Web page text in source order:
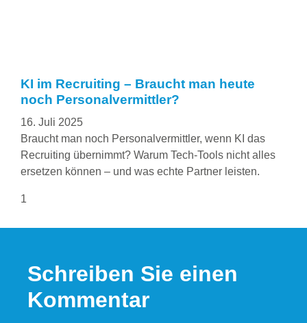
KI im Recruiting – Braucht man heute
noch Personalvermittler?
16. Juli 2025
Braucht man noch Personalvermittler, wenn KI das
Recruiting übernimmt? Warum Tech-Tools nicht alles
ersetzen können – und was echte Partner leisten.
Schreiben Sie einen
Kommentar